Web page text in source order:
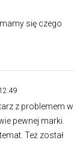
się czego
z problemem w
pewnej marki.
Też został